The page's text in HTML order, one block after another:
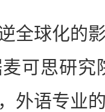
球化的影
可思研究
外语专业